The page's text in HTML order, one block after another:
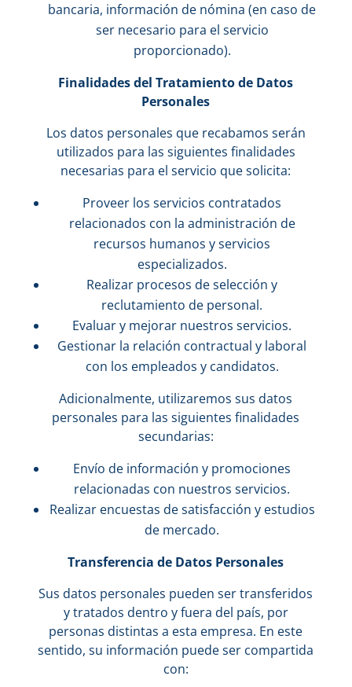
bancaria, información de nómina (en caso de
ser necesario para el servicio
proporcionado).
Finalidades del Tratamiento de Datos
Personales
Los datos personales que recabamos serán
utilizados para las siguientes finalidades
necesarias para el servicio que solicita:
Proveer los servicios contratados
relacionados con la administración de
recursos humanos y servicios
especializados.
Realizar procesos de selección y
reclutamiento de personal.
Evaluar y mejorar nuestros servicios.
Gestionar la relación contractual y laboral
con los empleados y candidatos.
Adicionalmente, utilizaremos sus datos
personales para las siguientes finalidades
secundarias:
Envío de información y promociones
relacionadas con nuestros servicios.
Realizar encuestas de satisfacción y estudios
de mercado.
Transferencia de Datos Personales
Sus datos personales pueden ser transferidos
y tratados dentro y fuera del país, por
personas distintas a esta empresa. En este
sentido, su información puede ser compartida
con: